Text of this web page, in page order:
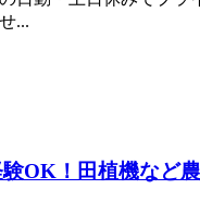
...
OK！田植機など